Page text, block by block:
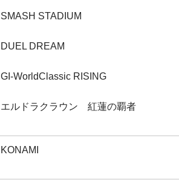
SMASH STADIUM
DUEL DREAM
GI-WorldClassic RISING
エルドラクラウン 紅蓮の覇者
KONAMI